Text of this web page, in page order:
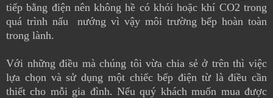
tiếp bằng điện nên không hề có khói hoặc khí CO2 trong
quá trình nấu nướng vì vậy môi trường bếp hoàn toàn
trong lành.
Với những điều mà chúng tôi vừa chia sẻ ở trên thì việc
lựa chọn và sử dụng một chiếc bếp điện từ là điều cần
thiết cho mỗi gia đình. Nếu quý khách muốn mua được